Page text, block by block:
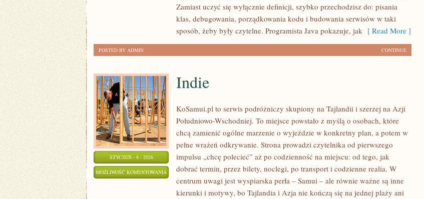
Zamiast uczyć się wyłącznie definicji, szybko przechodzisz do: pisania
klas, debugowania, porządkowania kodu i budowania serwisów w taki
sposób, żeby były czytelne. Programista Java pokazuje, jak [ Read More ]
CONTINUE
POSTED BY ADMIN
STYCZEŃ - 8 - 2026
MOŻLIWOŚĆ KOMENTOWANIA INDIE
Indie
KoSamui.pl to serwis podróżniczy skupiony na Tajlandii i szerzej na Azji
Południowo-Wschodniej. To miejsce powstało z myślą o osobach, które
chcą zamienić ogólne marzenie o wyjeździe w konkretny plan, a potem w
pełne wrażeń odkrywanie. Strona prowadzi czytelnika od pierwszego
impulsu „chcę polecieć” aż po codzienność na miejscu: od tego, jak
dobrać termin, przez bilety, noclegi, po transport i codzienne realia. W
centrum uwagi jest wyspiarska perła – Samui – ale równie ważne są inne
kierunki i motywy, bo Tajlandia i Azja nie kończą się na jednej plaży ani